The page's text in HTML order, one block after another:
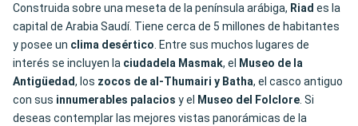
Construida sobre una meseta de la península arábiga, Riad es la
capital de Arabia Saudí. Tiene cerca de 5 millones de habitantes
y posee un clima desértico. Entre sus muchos lugares de
interés se incluyen la ciudadela Masmak, el
Museo de la
Antigüedad, los zocos de al-Thumairi y Batha, el casco antiguo
con sus innumerables palacios y el Museo del Folclore. Si
deseas contemplar las mejores vistas panorámicas de la